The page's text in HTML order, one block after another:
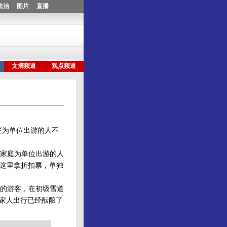
单位出游的人不
庭为单位出游的人
里拿折扣票，单独
游客，在初级雪道
人出行已经酝酿了